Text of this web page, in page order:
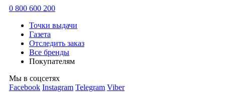
0 800 600 200
Точки выдачи
Газета
Отследить заказ
Все бренды
Покупателям
Мы в соцсетях
Facebook Instagram Telegram Viber